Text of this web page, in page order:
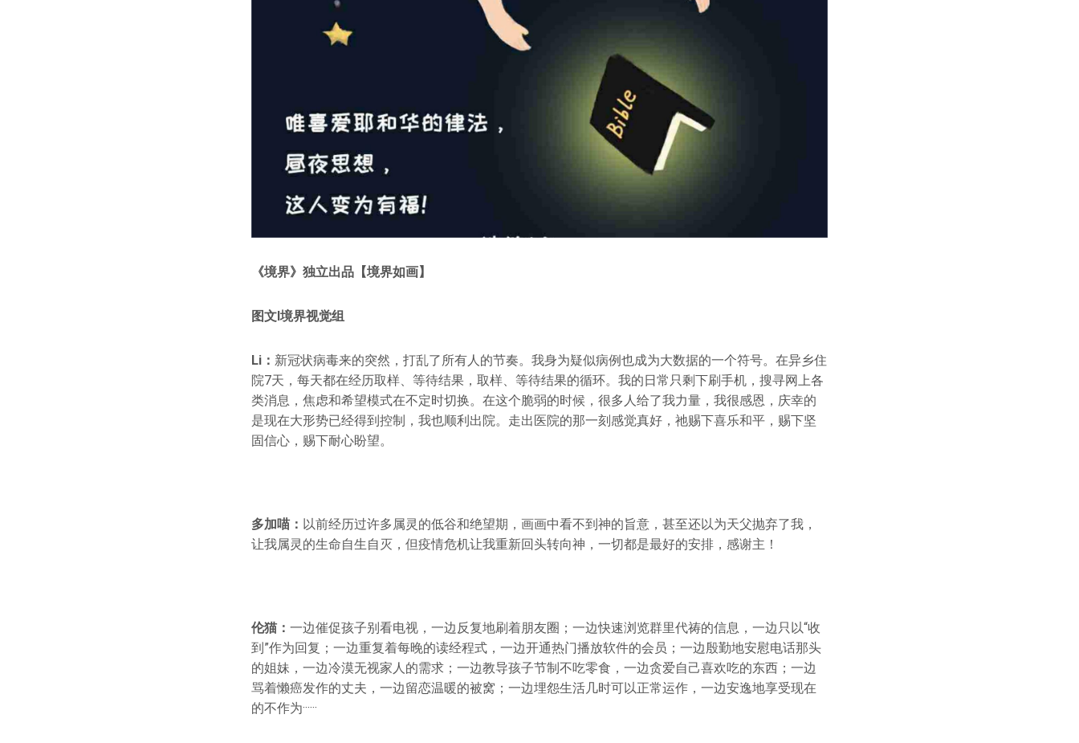
《境界》独立出品【境界如画】
图文l境界视觉组
Li： 新冠状病毒来的突然，打乱了所有人的节奏。我身为疑似病例也成为大数据的一个符号。在异乡住
院7天，每天都在经历取样、等待结果，取样、等待结果的循环。我的日常只剩下刷手机，搜寻网上各
类消息，焦虑和希望模式在不定时切换。在这个脆弱的时候，很多人给了我力量，我很感恩，庆幸的
是现在大形势已经得到控制，我也顺利出院。走出医院的那一刻感觉真好，祂赐下喜乐和平，赐下坚
固信心，赐下耐心盼望。
多加喵： 以前经历过许多属灵的低谷和绝望期，画画中看不到神的旨意，甚至还以为天父抛弃了我，
让我属灵的生命自生自灭，但疫情危机让我重新回头转向神，一切都是最好的安排，感谢主！
伦猫： 一边催促孩子别看电视，一边反复地刷着朋友圈；一边快速浏览群里代祷的信息，一边只以“收
到”作为回复；一边重复着每晚的读经程式，一边开通热门播放软件的会员；一边殷勤地安慰电话那头
的姐妹，一边冷漠无视家人的需求；一边教导孩子节制不吃零食，一边贪爱自己喜欢吃的东西；一边
骂着懒癌发作的丈夫，一边留恋温暖的被窝；一边埋怨生活几时可以正常运作，一边安逸地享受现在
的不作为······